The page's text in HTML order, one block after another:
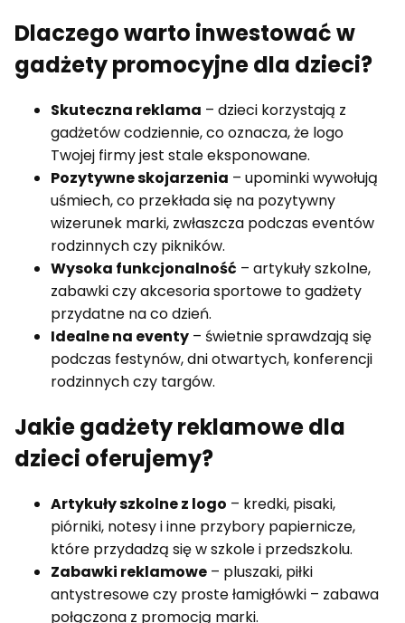
Dlaczego warto inwestować w
gadżety promocyjne dla dzieci?
Skuteczna reklama – dzieci korzystają z
gadżetów codziennie, co oznacza, że logo
Twojej firmy jest stale eksponowane.
Pozytywne skojarzenia – upominki wywołują
uśmiech, co przekłada się na pozytywny
wizerunek marki, zwłaszcza podczas eventów
rodzinnych czy pikników.
Wysoka funkcjonalność – artykuły szkolne,
zabawki czy akcesoria sportowe to gadżety
przydatne na co dzień.
Idealne na eventy – świetnie sprawdzają się
podczas festynów, dni otwartych, konferencji
rodzinnych czy targów.
Jakie gadżety reklamowe dla
dzieci oferujemy?
Artykuły szkolne z logo – kredki, pisaki,
piórniki, notesy i inne przybory papiernicze,
które przydadzą się w szkole i przedszkolu.
Zabawki reklamowe – pluszaki, piłki
antystresowe czy proste łamigłówki – zabawa
połączona z promocją marki.